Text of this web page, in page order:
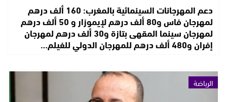
دعم المهرجانات السينمائية بالمغرب: 160 ألف درهم
لمهرجان فاس و80 ألف درهم لإيموزار و 50 ألف درهم
لمهرجان سينما المقهى بتازة و30 ألف درهم لمهرجان
إفران و480 ألف درهم للمهرجان الدولي للفيلم…
الرياضة